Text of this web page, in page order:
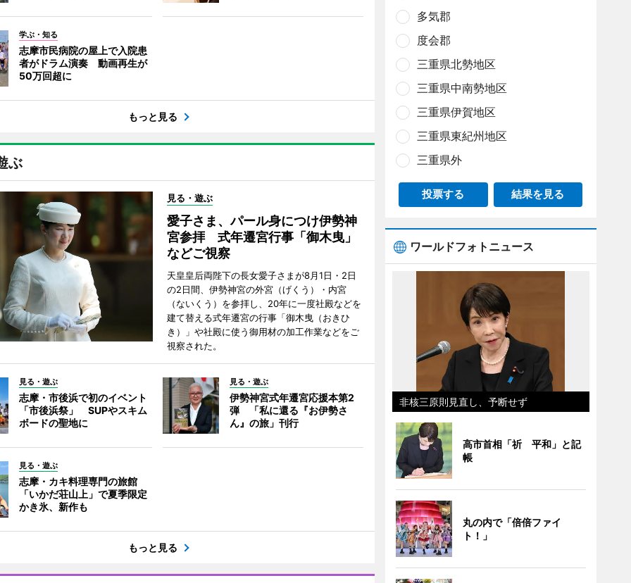
学ぶ・知る
志摩市民病院の屋上で入院患
者がドラム演奏 動画再生が
50万回超に
もっと見る
ぶ
見る・遊ぶ
愛子さま、パール身につけ伊勢神
宮参拝 式年遷宮行事「御木曳」
などご視察
天皇皇后両陛下の長女愛子さまが8月1日・2日
の2日間、伊勢神宮の外宮（げくう）・内宮
（ないくう）を参拝し、20年に一度社殿などを
建て替える式年遷宮の行事「御木曳（おきひ
き）」や社殿に使う御用材の加工作業などをご
視察された。
見る・遊ぶ
志摩・市後浜で初のイベント
「市後浜祭」 SUPやスキム
ボードの聖地に
見る・遊ぶ
伊勢神宮式年遷宮応援本第2
弾 「私に還る『お伊勢さ
ん』の旅」刊行
見る・遊ぶ
志摩・カキ料理専門の旅館
「いかだ荘山上」で夏季限定
かき氷、新作も
もっと見る
多気郡
度会郡
三重県北勢地区
三重県中南勢地区
三重県伊賀地区
三重県東紀州地区
三重県外
投票する 結果を見る
ワールドフォトニュース
非核三原則見直し、予断せず
高市首相「祈 平和」と記
帳
丸の内で「倍倍ファイ
ト！」